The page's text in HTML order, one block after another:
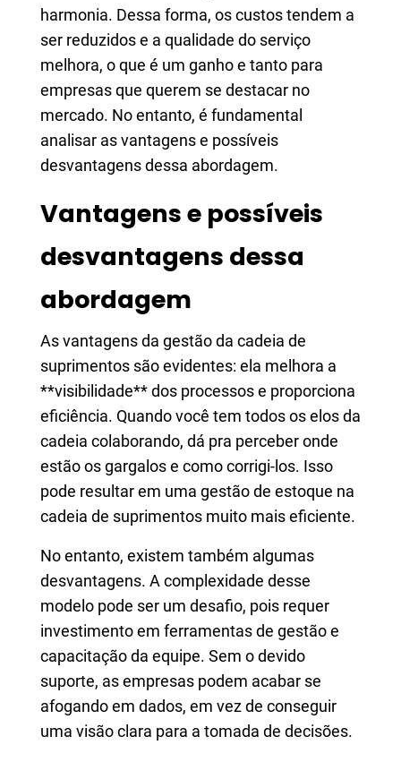
harmonia. Dessa forma, os custos tendem a
ser reduzidos e a qualidade do serviço
melhora, o que é um ganho e tanto para
empresas que querem se destacar no
mercado. No entanto, é fundamental
analisar as vantagens e possíveis
desvantagens dessa abordagem.
Vantagens e possíveis
desvantagens dessa
abordagem
As vantagens da gestão da cadeia de
suprimentos são evidentes: ela melhora a
**visibilidade** dos processos e proporciona
eficiência. Quando você tem todos os elos da
cadeia colaborando, dá pra perceber onde
estão os gargalos e como corrigi-los. Isso
pode resultar em uma gestão de estoque na
cadeia de suprimentos muito mais eficiente.
No entanto, existem também algumas
desvantagens. A complexidade desse
modelo pode ser um desafio, pois requer
investimento em ferramentas de gestão e
capacitação da equipe. Sem o devido
suporte, as empresas podem acabar se
afogando em dados, em vez de conseguir
uma visão clara para a tomada de decisões.